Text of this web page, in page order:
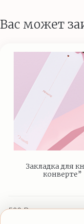
Вас может
Закладка для
конверте”
500 ₽